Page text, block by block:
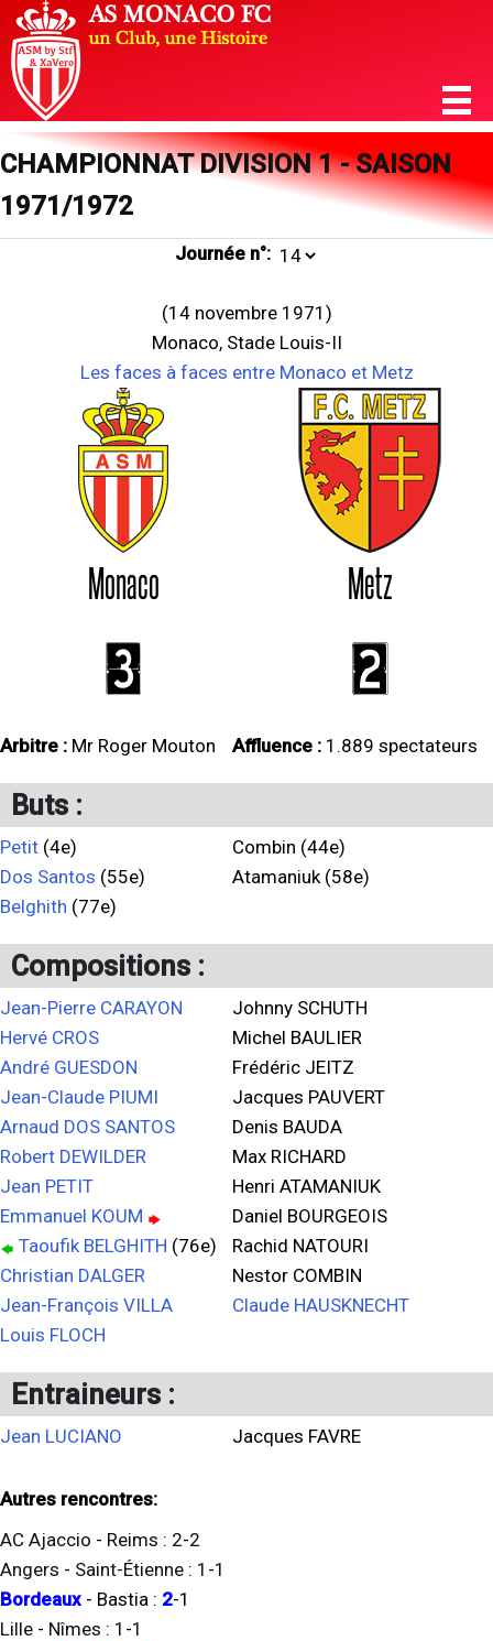
CHAMPIONNAT DIVISION 1 - SAISON
1971/1972
Journée n°:
(14 novembre 1971)
Monaco, Stade Louis-II
Les faces à faces entre Monaco et Metz
Monaco Metz
3 2
Arbitre : Mr Roger Mouton Affluence : 1.889 spectateurs
Buts :
Petit (4e)
Dos Santos (55e)
Belghith (77e)
Combin (44e)
Atamaniuk (58e)
Compositions :
Jean-Pierre CARAYON
Hervé CROS
André GUESDON
Jean-Claude PIUMI
Arnaud DOS SANTOS
Robert DEWILDER
Jean PETIT
Emmanuel KOUM
Taoufik BELGHITH (76e)
Christian DALGER
Jean-François VILLA
Louis FLOCH
Johnny SCHUTH
Michel BAULIER
Frédéric JEITZ
Jacques PAUVERT
Denis BAUDA
Max RICHARD
Henri ATAMANIUK
Daniel BOURGEOIS
Rachid NATOURI
Nestor COMBIN
Claude HAUSKNECHT
Entraineurs :
Jean LUCIANO Jacques FAVRE
Autres rencontres:
AC Ajaccio - Reims : 2-2
Angers - Saint-Étienne : 1 -1
Bordeaux - Bastia : 2-1
Lille - Nîmes : 1 -1